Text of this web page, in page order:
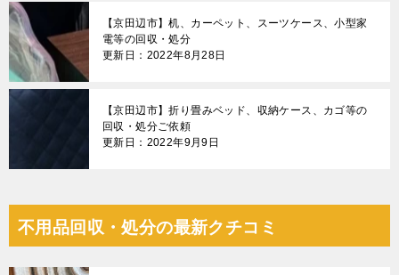
【京田辺市】机、カーペット、スーツケース、小型家
電等の回収・処分
更新日：2022年8月28日
【京田辺市】折り畳みベッド、収納ケース、カゴ等の
回収・処分ご依頼
更新日：2022年9月9日
不用品回収・処分の最新クチコミ